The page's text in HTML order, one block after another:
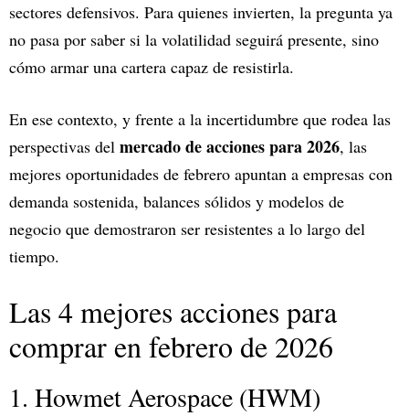
sectores defensivos. Para quienes invierten, la pregunta ya
no pasa por saber si la volatilidad seguirá presente, sino
cómo armar una cartera capaz de resistirla.
En ese contexto, y frente a la incertidumbre que rodea las
perspectivas del mercado de acciones para 2026, las
mejores oportunidades de febrero apuntan a empresas con
demanda sostenida, balances sólidos y modelos de
negocio que demostraron ser resistentes a lo largo del
tiempo.
Las 4 mejores acciones para
comprar en febrero de 2026
1. Howmet Aerospace (HWM)